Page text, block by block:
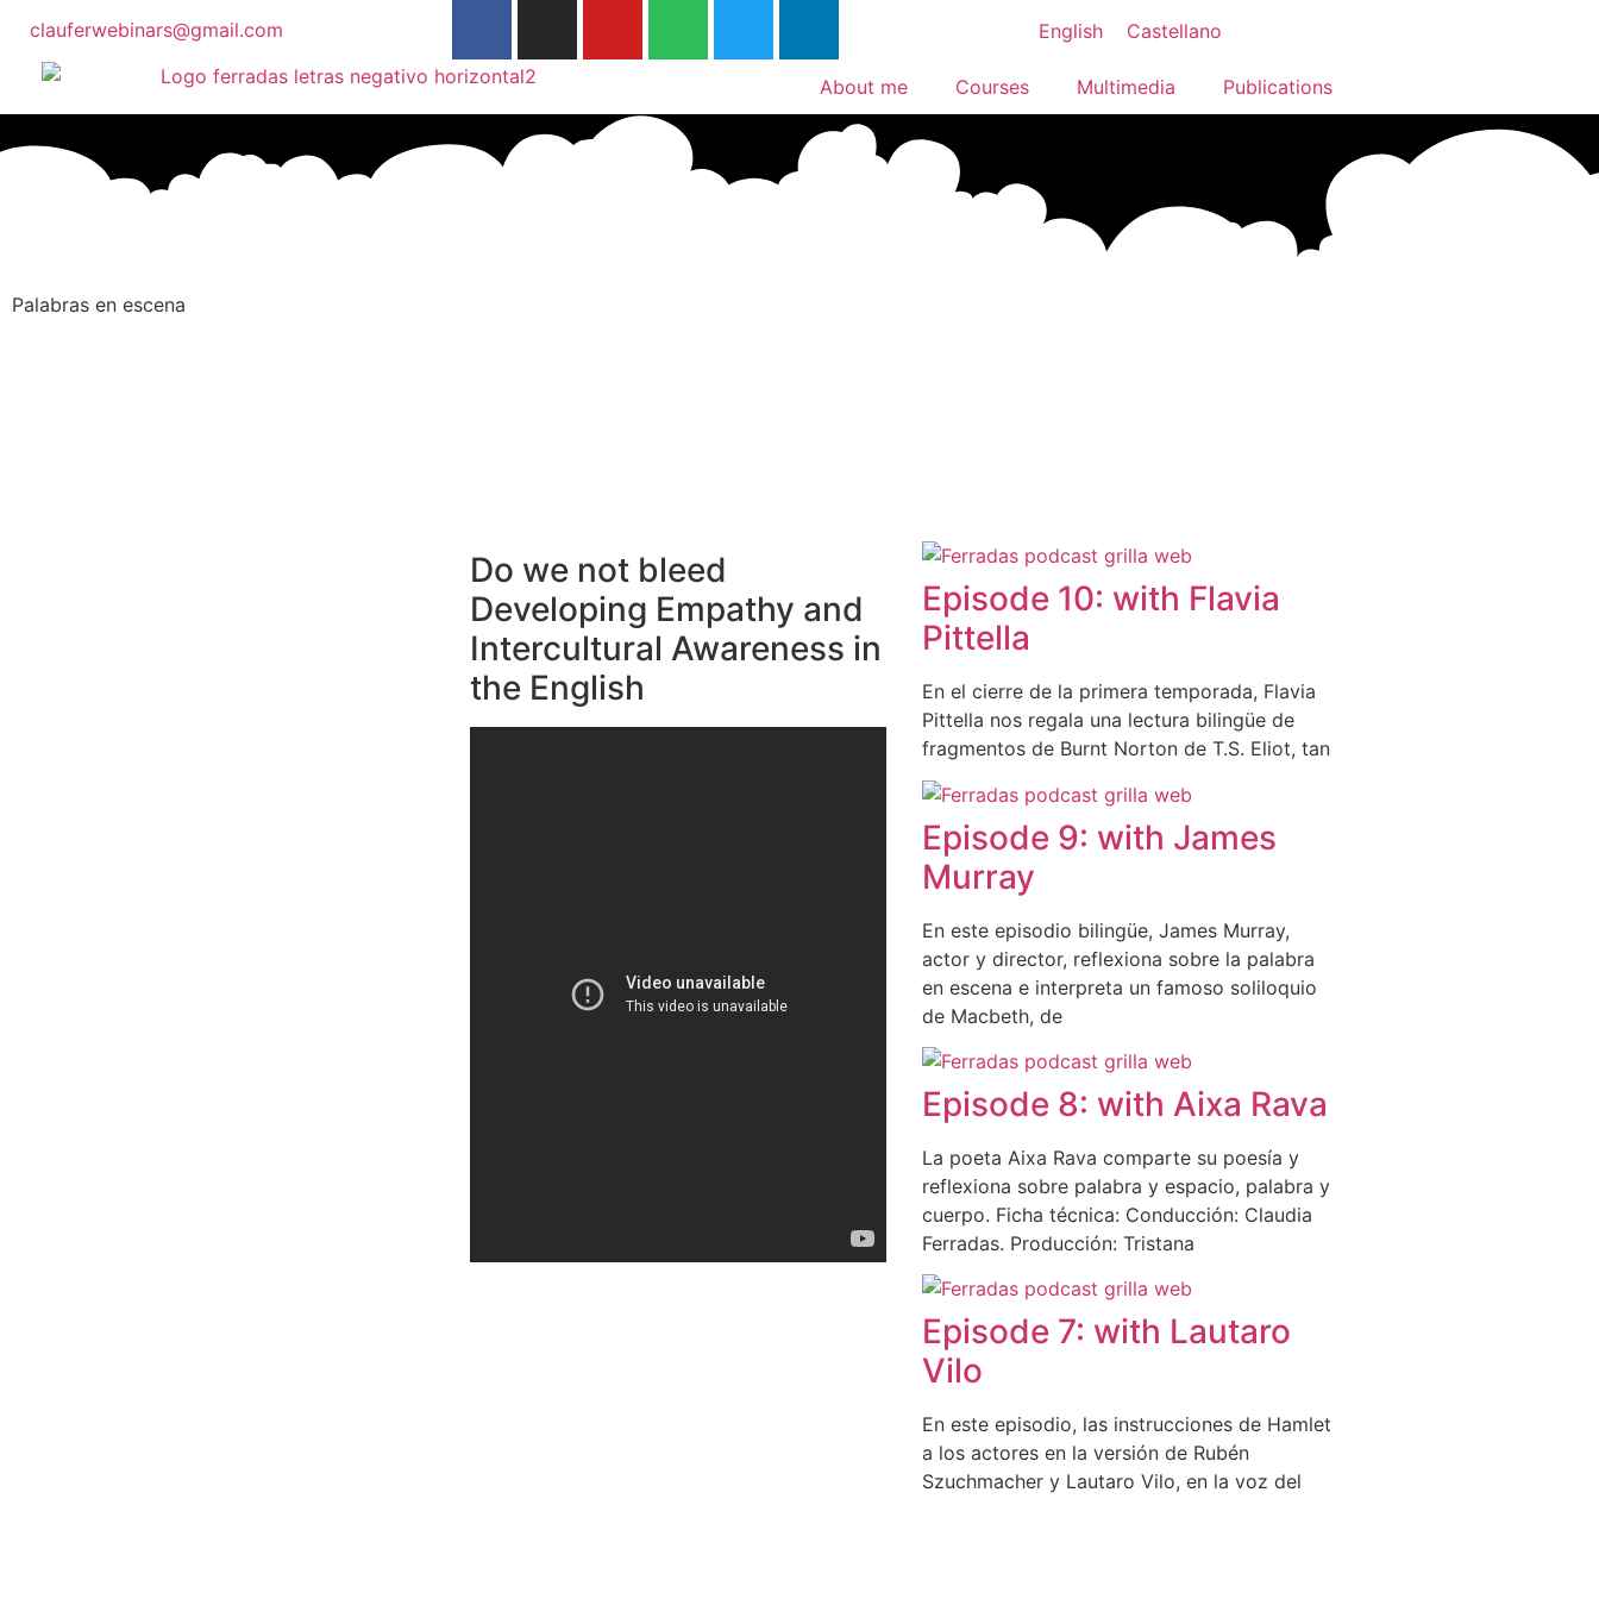
clauferwebinars@gmail.com English Castellano
About me Courses Multimedia Publications
Palabras en escena
Do we not bleed
Developing Empathy and
Intercultural Awareness in
the English
Episode 10: with Flavia
Pittella
En el cierre de la primera temporada, Flavia
Pittella nos regala una lectura bilingüe de
fragmentos de Burnt Norton de T.S. Eliot, tan
Episode 9: with James
Murray
En este episodio bilingüe, James Murray,
actor y director, reflexiona sobre la palabra
en escena e interpreta un famoso soliloquio
de Macbeth, de
Episode 8: with Aixa Rava
La poeta Aixa Rava comparte su poesía y
reflexiona sobre palabra y espacio, palabra y
cuerpo. Ficha técnica: Conducción: Claudia
Ferradas. Producción: Tristana
Episode 7: with Lautaro
Vilo
En este episodio, las instrucciones de Hamlet
a los actores en la versión de Rubén
Szuchmacher y Lautaro Vilo, en la voz del